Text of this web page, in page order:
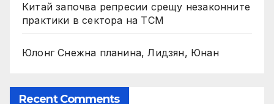
Китай започва репресии срещу незаконните
практики в сектора на TCM
Юлонг Снежна планина, Лидзян, Юнан
Recent Comments